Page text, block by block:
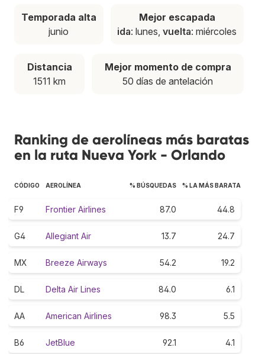
Temporada alta
junio
Mejor escapada
ida: lunes,vuelta: miércoles
Distancia
1511 km
Mejor momento de compra
50 días de antelación
Ranking de aerolíneas más baratas
en la ruta Nueva York - Orlando
CÓDIGO AEROLÍNEA % BÚSQUEDAS % LA MÁS BARATA
F9 Frontier Airlines 87.0 44.8
G4 Allegiant Air 13.7 24.7
MX Breeze Airways 54.2 19.2
DL Delta Air Lines 84.0 6.1
AA American Airlines 98.3 5.5
B6 JetBlue 92.1 4.1